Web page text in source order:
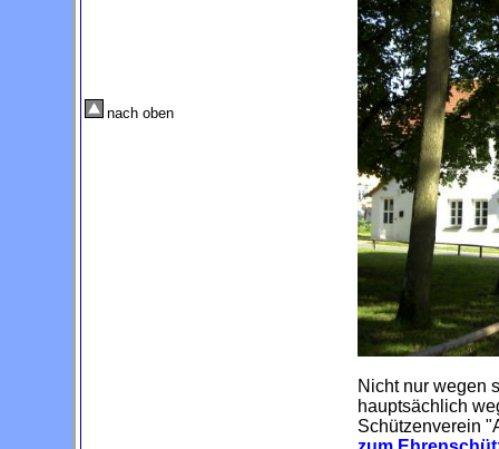
nach oben
Nicht nur wegen
hauptsächlich
Schützenverein